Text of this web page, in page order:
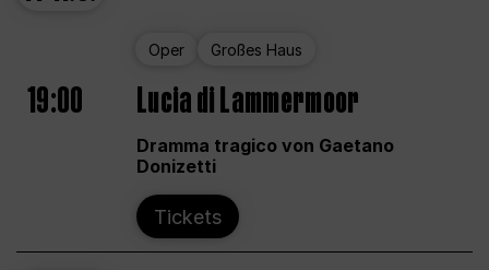
Oper Großes Haus
19:00 Lucia di Lammermoor
Dramma tragico von Gaetano
Donizetti
Tickets